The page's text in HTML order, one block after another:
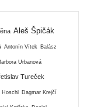
Aleš Špičák
Antonín Vítek Balász
Urbanová
Tureček
Hoschl Dagmar Krejčí